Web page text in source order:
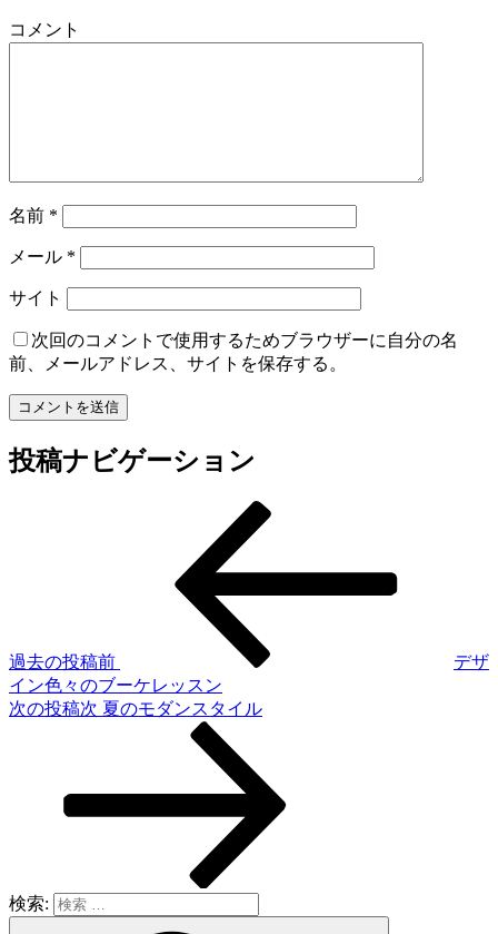
コメント
名前 *
メール *
サイト
次回のコメントで使用するためブラウザーに自分の名
前、メールアドレス、サイトを保存する。
投稿ナビゲーション
過去の投稿前
デザ
イン色々のブーケレッスン
次の投稿次 夏のモダンスタイル
検索: